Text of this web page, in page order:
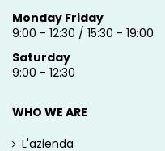
Monday Friday
9:00 - 12:30 / 15:30 - 19:00
Saturday
9:00 - 12:30
WHO WE ARE
L'azienda